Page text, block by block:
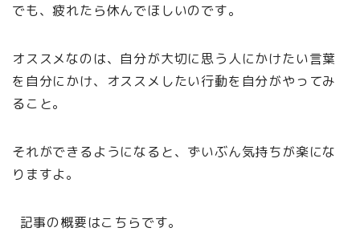
でも、疲れたら休んでほしいのです。
オススメなのは、自分が大切に思う人にかけたい言葉
を自分にかけ、オススメしたい行動を自分がやってみ
ること。
それができるようになると、ずいぶん気持ちが楽にな
りますよ。
記事の概要はこちらです。